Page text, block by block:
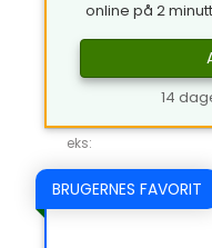
online på 2
14
eks:
BRUGERNES FAVORIT